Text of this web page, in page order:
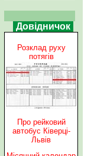
Довідничок
Розклад руху
потягів
Про рейковий
автобус Ківерці-
Львів